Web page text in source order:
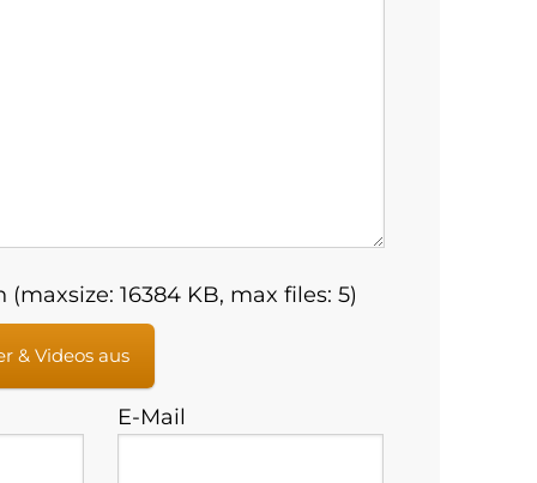
16384 KB, max files: 5)
& Videos aus
E-Mail